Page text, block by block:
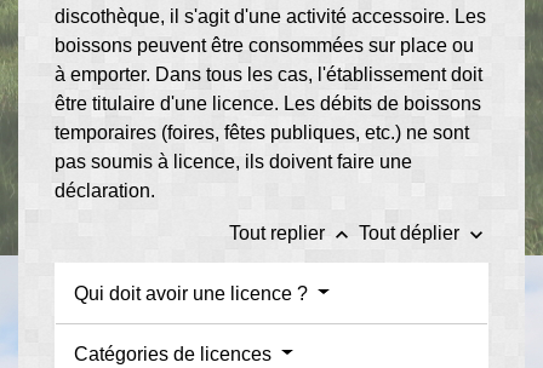
discothèque, il s'agit d'une activité accessoire. Les
boissons peuvent être consommées sur place ou
à emporter. Dans tous les cas, l'établissement doit
être titulaire d'une licence. Les débits de boissons
temporaires (foires, fêtes publiques, etc.) ne sont
pas soumis à licence, ils doivent faire une
déclaration.
Tout replier keyboard_arrow_up Tout déplier keyboard_arrow_down
Qui doit avoir une licence ?
Catégories de licences